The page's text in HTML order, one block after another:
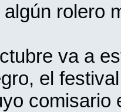
rolero
va a
el
comisario